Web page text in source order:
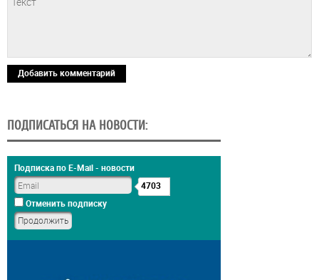
Добавить комментарий
ПОДПИСАТЬСЯ НА НОВОСТИ:
Подписка по E-Mail - новости
4703
Отменить подписку